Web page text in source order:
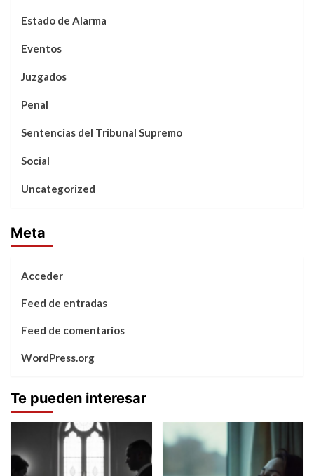
Estado de Alarma
Eventos
Juzgados
Penal
Sentencias del Tribunal Supremo
Social
Uncategorized
Meta
Acceder
Feed de entradas
Feed de comentarios
WordPress.org
Te pueden interesar